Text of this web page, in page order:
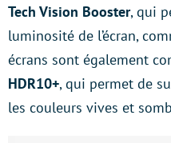
Tech Vision Booster, qui
luminosité de l’écran,
écrans sont également
HDR10+, qui permet de
les couleurs vives et